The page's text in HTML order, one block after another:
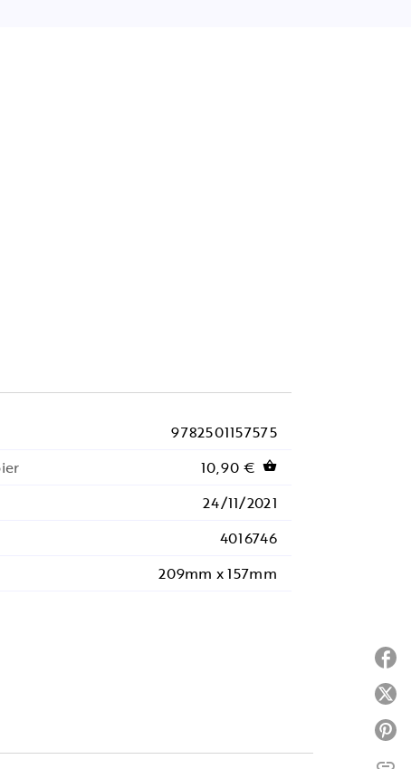
9782501157575
10,90 € shopping_basket
24/11/2021
4016746
209mm x 157mm